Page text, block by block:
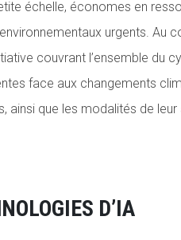
échelle, économes en
urgents. Au
couvrant l’ensemble du
face aux changements
ainsi que les modalités de
D’IA